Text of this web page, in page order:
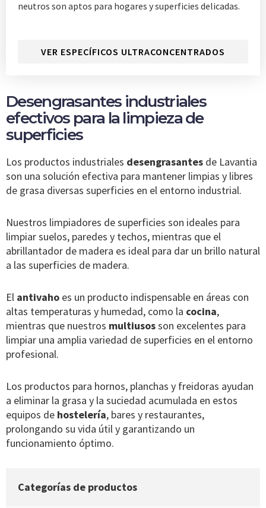
Categorías de productos
neutros son aptos para hogares y superficies delicadas.
VER ESPECÍFICOS ULTRACONCENTRADOS
Desengrasantes industriales
efectivos para la limpieza de
superficies
Los productos industriales desengrasantes de Lavantia
son una solución efectiva para mantener limpias y libres
de grasa diversas superficies en el entorno industrial.
Nuestros limpiadores de superficies son ideales para
limpiar suelos, paredes y techos, mientras que el
abrillantador de madera es ideal para dar un brillo natural
a las superficies de madera.
El antivaho es un producto indispensable en áreas con
altas temperaturas y humedad, como la cocina,
mientras que nuestros multiusosson excelentes para
limpiar una amplia variedad de superficies en el entorno
profesional.
Los productos para hornos, planchas y freidoras ayudan
a eliminar la grasa y la suciedad acumulada en estos
equipos de hostelería, bares y restaurantes,
prolongando su vida útil y garantizando un
funcionamiento óptimo.